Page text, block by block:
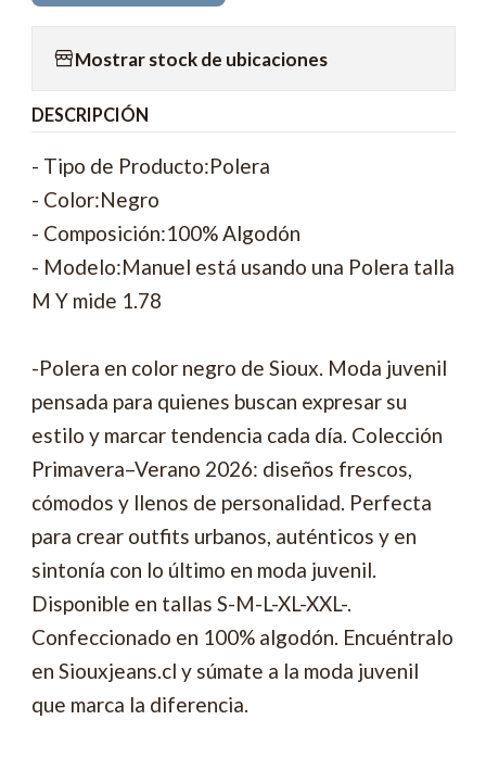
Mostrar stock de ubicaciones
DESCRIPCIÓN
- Tipo de Producto:Polera
- Color:Negro
- Composición:100% Algodón
- Modelo:Manuel está usando una Polera talla
M Y mide 1.78
-Polera en color negro de Sioux. Moda juvenil
pensada para quienes buscan expresar su
estilo y marcar tendencia cada día. Colección
Primavera–Verano 2026: diseños frescos,
cómodos y llenos de personalidad. Perfecta
para crear outfits urbanos, auténticos y en
sintonía con lo último en moda juvenil.
Disponible en tallas S-M-L-XL-XXL-.
Confeccionado en 100% algodón. Encuéntralo
en Siouxjeans.cl y súmate a la moda juvenil
que marca la diferencia.